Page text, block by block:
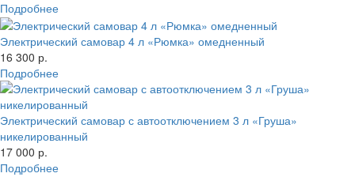
Подробнее
Электрический самовар 4 л «Рюмка» омедненный
16 300 р.
Подробнее
Электрический самовар с автоотключением 3 л «Груша»
никелированный
17 000 р.
Подробнее